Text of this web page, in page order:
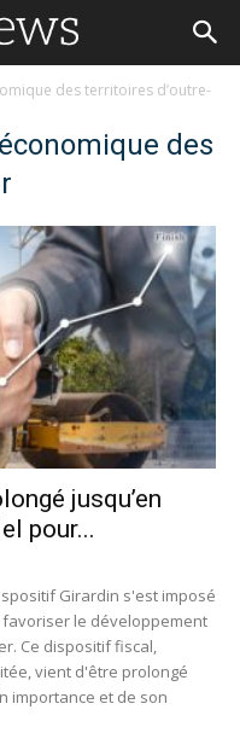
des territoires d’outre-
des
jusqu’en
pour...
Girardin s'est imposé
le développement
Ce dispositif fiscal,
vient d'être prolongé
importance et de son